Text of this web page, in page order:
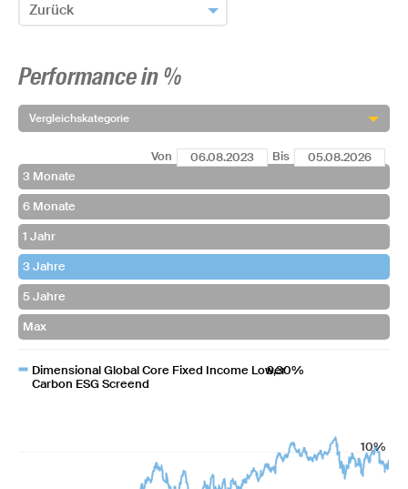
Zurück
Fonds hinzufügen und zurück
Performance in %
Vergleichskategorie
Von Bis
Dimensional Global Core Fixed Income Lower
Carbon ESG Screend
9,30%
10%